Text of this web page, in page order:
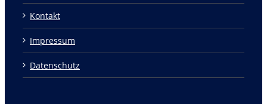
Kontakt
Impressum
Datenschutz